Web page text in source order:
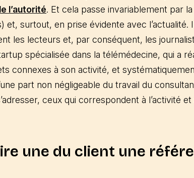
l’autorité. Et cela passe invariablement par
surtout, en prise évidente avec l’actualité.
les lecteurs et, par conséquent, les
spécialisée dans la télémédecine, qui a
connexes à son activité, et
part non négligeable du travail du
ceux qui correspondent à l’activité
une du client une